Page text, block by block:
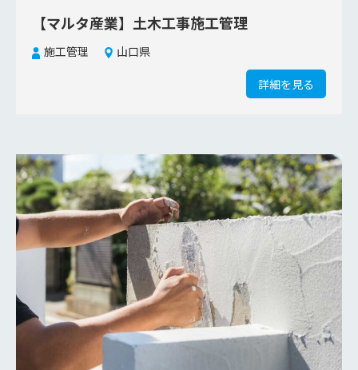
【マルタ産業】土木工事施工管理
施工管理 山口県
詳細を見る